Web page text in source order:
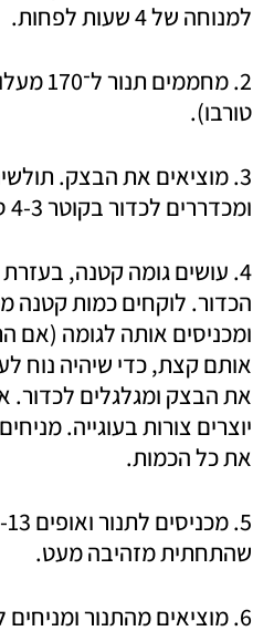
למנוחה של 4 שעות לפחות.
טורבו).
ומכדררים לכדור בקוטר 4-3 ס"מ.
את כל הכמות.
שהתחתית מזהיבה מעט.